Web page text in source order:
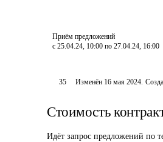
Приём предложений
с 25.04.24, 10:00 по 27.04.24, 16:00
35 Изменён 16 мая 2024.
Стоимость
Идёт запрос предложений по